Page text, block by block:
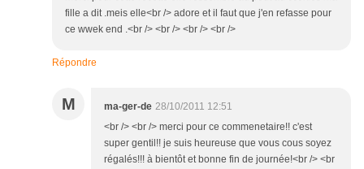
fille a dit .meis elle<br /> adore et il faut que j'en refasse pour
ce wwek end .<br /> <br /> <br /> <br />
Répondre
M ma-ger-de 28/10/2011 12:51
<br /> <br /> merci pour ce commenetaire!! c'est
super gentil!! je suis heureuse que vous cous soyez
régalés!!! à bientôt et bonne fin de journée!<br /> <br